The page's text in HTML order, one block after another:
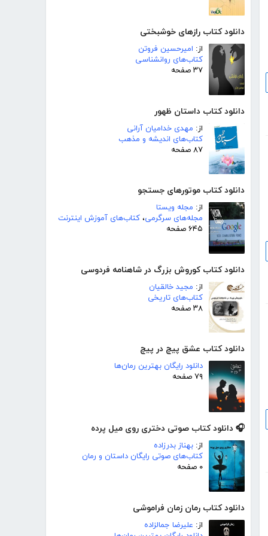
دانلود کتاب رازهای خوشبختی
از: امیرحسین فروتن
کتاب‌های روانشناسی
۳۷ صفحه
دانلود کتاب داستان ظهور
از: مهدی خدامیان آرانی
کتاب‌های اندیشه و مذهب
۸۷ صفحه
دانلود کتاب موتورهای جستجو
از: مجله ویستا
مجله‌های سرگرمی، کتاب‌های آموزش اینترنت
۶۴۵ صفحه
دانلود کتاب کوروش بزرگ در شاهنامه فردوسی
از: مجید خالقیان
کتاب‌های تاریخی
۳۸ صفحه
دانلود کتاب عشق پیچ در پیچ
دانلود رایگان بهترین رمان‌ها
۷۹ صفحه
🎧 دانلود کتاب صوتی دختری روی میل پرده
از: بهناز بدرزاده
کتاب‌های صوتی رایگان داستان و رمان
۰ صفحه
دانلود کتاب رمان زمان فراموشی
از: علیرضا جمالزاده